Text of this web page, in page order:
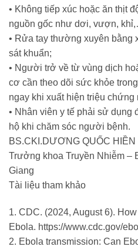
• Không tiếp xúc hoặc ăn thịt
nguồn gốc như dơi, vượn,
• Rửa tay thường xuyên bằng
sát khuẩn;
• Người trở về từ vùng dịch
cơ cần theo dõi sức khỏe
ngay khi xuất hiện triệu chứng
• Nhân viên y tế phải sử dụng
hộ khi chăm sóc người bệnh.
BS.CKI.DƯƠNG QUỐC HIỀN
Trưởng khoa Truyền Nhiễm –
Giang
Tài liệu tham khảo
1. CDC. (2024, August 6).
Ebola. https://www.cdc.gov/
2. Ebola transmission: Can